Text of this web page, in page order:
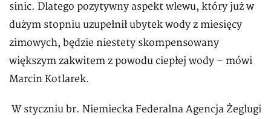
sinic. Dlatego pozytywny aspekt wlewu, który już w
dużym stopniu uzupełnił ubytek wody z miesięcy
zimowych, będzie niestety skompensowany
większym zakwitem z powodu ciepłej wody – mówi
Marcin Kotlarek.
W styczniu br. Niemiecka Federalna Agencja Żeglugi